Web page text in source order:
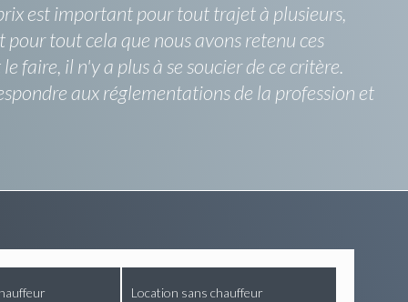
est important pour tout trajet à plusieurs,
pour tout cela que nous avons retenu ces
faire, il n'y a plus à se soucier de ce critère.
aux réglementations de la profession et
Location sans chauffeur